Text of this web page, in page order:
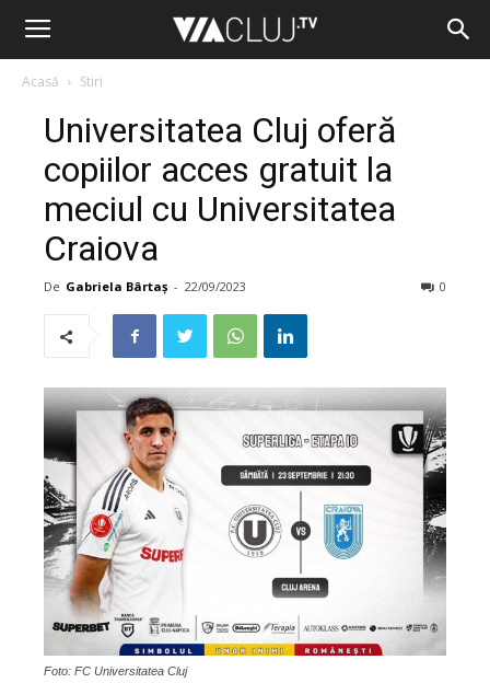
Acasă Stiri
Universitatea Cluj oferă
copiilor acces gratuit la
meciul cu Universitatea
Craiova
De Gabriela Bârtaș - 22/09/2023 0
Foto: FC Universitatea Cluj